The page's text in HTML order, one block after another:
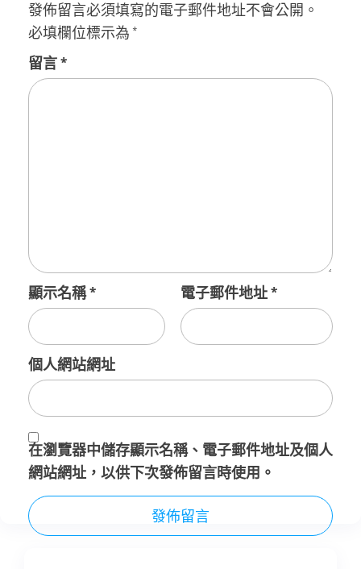
發佈留言必須填寫的電子郵件地址不會公開。
必填欄位標示為 *
留言*
顯示名稱* 電子郵件地址*
個人網站網址
在瀏覽器中儲存顯示名稱、電子郵件地址及個人
網站網址，以供下次發佈留言時使用。